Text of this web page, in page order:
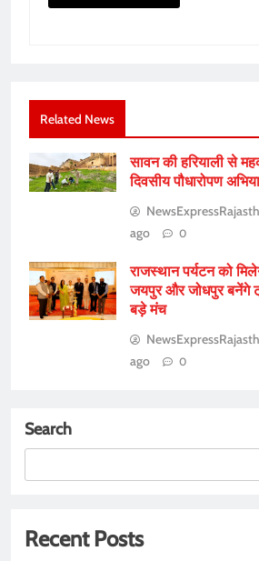
Related News
सावन की हरियाली से
दिवसीय पौधारोपण
ago
0
राजस्थान पर्यटन को
जयपुर और जोधपुर बनेंगे
बड़े मंच
ago
0
Search
Recent Posts